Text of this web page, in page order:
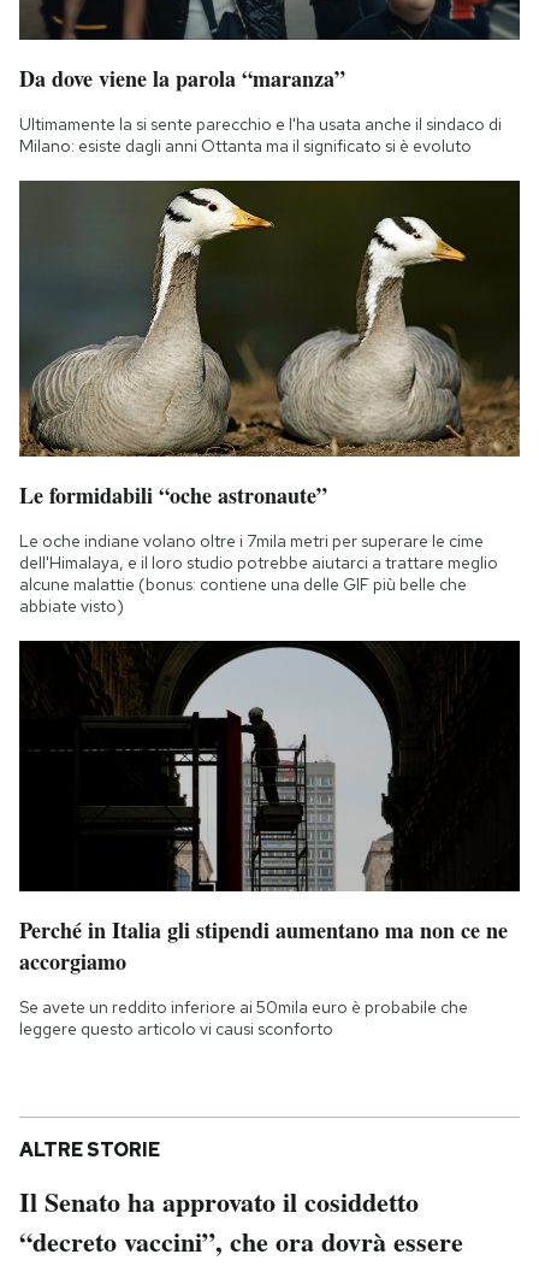
AREA PERSONALE
Area Personale
Notifiche mobile
Hai bisogno di aiuto?
Da dove viene la parola “maranza”
Ultimamente la si sente parecchio e l'ha usata anche il sindaco di
Milano: esiste dagli anni Ottanta ma il significato si è evoluto
Le formidabili “oche astronaute”
Le oche indiane volano oltre i 7mila metri per superare le cime
dell'Himalaya, e il loro studio potrebbe aiutarci a trattare meglio
alcune malattie (bonus: contiene una delle GIF più belle che
abbiate visto)
Perché in Italia gli stipendi aumentano ma non ce ne
accorgiamo
Se avete un reddito inferiore ai 50mila euro è probabile che
leggere questo articolo vi causi sconforto
ALTRE STORIE
Il Senato ha approvato il cosiddetto
“decreto vaccini”, che ora dovrà essere